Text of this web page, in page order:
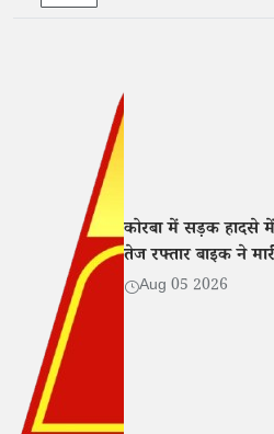
कोरबा में सड़क हादसे
तेज रफ्तार बाइक ने
Aug 05 2026